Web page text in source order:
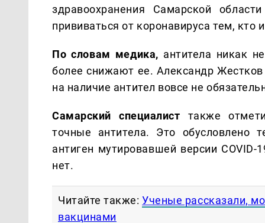
здравоохранения Самарской
прививаться от коронавируса тем, кто
По словам медика, антитела никак
более снижают ее. Александр Жестков
на наличие антител вовсе не
Самарский специалист также
точные антитела. Это обусловлено
антиген мутировавшей версии COVID-
нет.
Читайте также:Ученые рассказали,
вакцинами